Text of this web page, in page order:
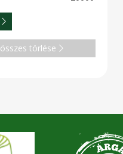
összes törlése